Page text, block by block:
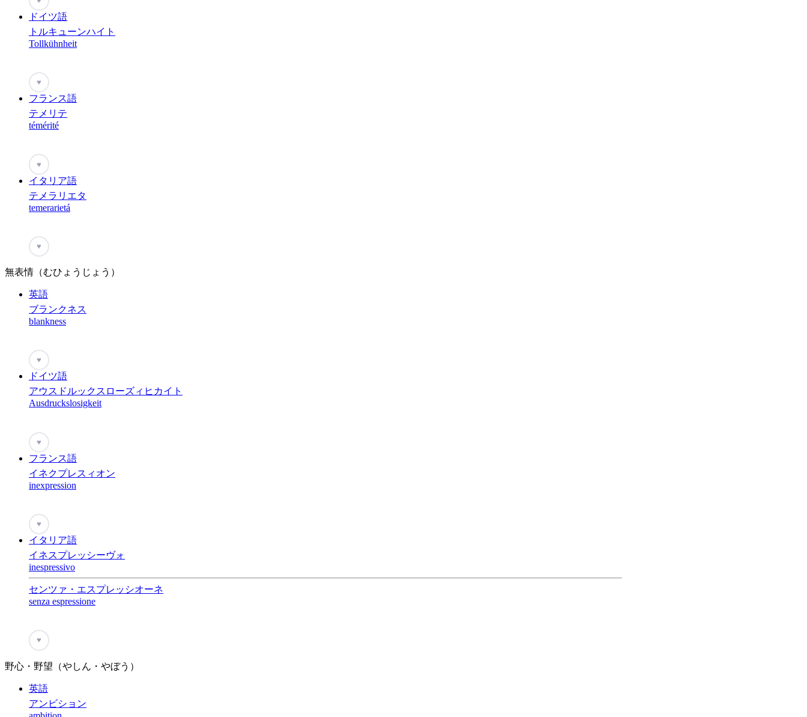
ドイツ語
トルキューンハイト
Tollkühnheit
♥
フランス語
テメリテ
témérité
♥
イタリア語
テメラリエタ
temerarietá
♥
無表情（むひょうじょう）
英語
ブランクネス
blankness
♥
ドイツ語
アウスドルックスローズィヒカイト
Ausdruckslosigkeit
♥
フランス語
イネクプレスィオン
inexpression
♥
イタリア語
イネスプレッシーヴォ
inespressivo
センツァ・エスプレッシオーネ
senza espressione
♥
野心・野望（やしん・やぼう）
英語
アンビション